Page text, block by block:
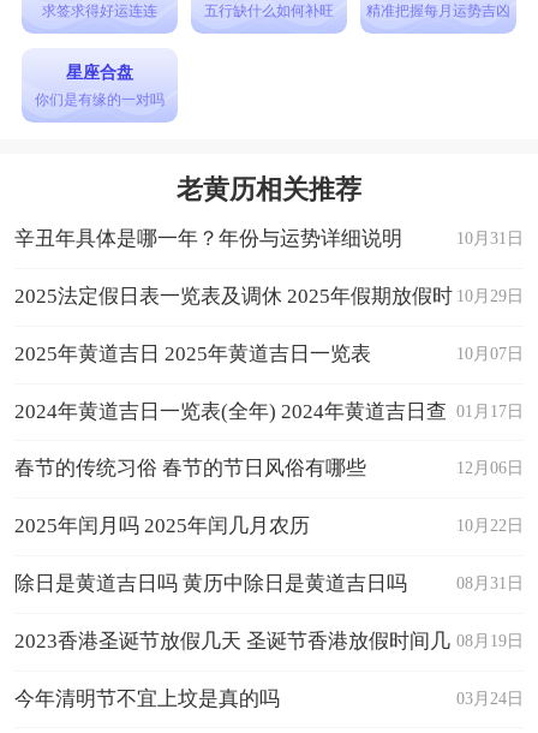
求签求得好运连连 五行缺什么如何补旺 精准把握每月运势吉凶
星座合盘
你们是有缘的一对吗
老黄历相关推荐
10月31日
辛丑年具体是哪一年？年份与运势详细说明
10月29日
2025法定假日表一览表及调休 2025年假期放假时
间表日历 10月07日
2025年黄道吉日 2025年黄道吉日一览表
01月17日
2024年黄道吉日一览表(全年) 2024年黄道吉日查
询 12月06日
春节的传统习俗 春节的节日风俗有哪些
10月22日
2025年闰月吗 2025年闰几月农历
08月31日
除日是黄道吉日吗 黄历中除日是黄道吉日吗
08月19日
2023香港圣诞节放假几天 圣诞节香港放假时间几
天 03月24日
今年清明节不宜上坟是真的吗